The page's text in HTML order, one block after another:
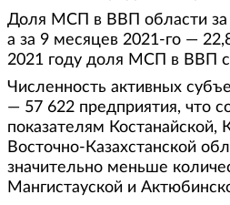
Доля МСП в ВВП области
а за 9 месяцев 2021-го —
2021 году доля МСП в ВВП
Численность активных
— 57 622 предприятия, что
показателям
Восточно-Казахстанской
значительно меньше
Мангистауской и